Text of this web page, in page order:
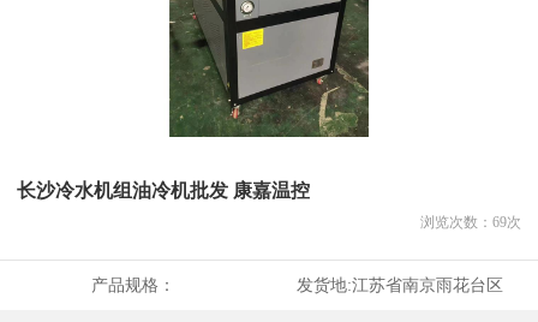
长沙冷水机组油冷机批发 康嘉温控
浏览次数： 69次
产品规格： 发货地:江苏省南京雨花台区